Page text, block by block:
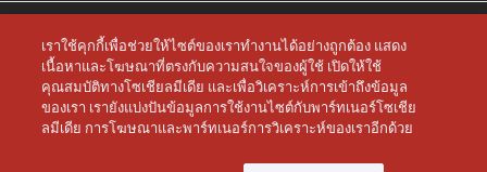
CIMB Islamic
CIMB Bank (MY)
CIMB Bank (SG)
CIMB Bank (KH)
CIMB Niaga
All rights reserved. Copyright © 2026 CIMB THAI Bank
เราใช้คุกกี้เพื่อช่วยให้ไซต์ของเราทำงานได้อย่างถูกต้อง แสดง
เนื้อหาและโฆษณาที่ตรงกับความสนใจของผู้ใช้ เปิดให้ใช้
คุณสมบัติทางโซเชียลมีเดีย และเพื่อวิเคราะห์การเข้าถึงข้อมูล
ของเรา เรายังแบ่งปันข้อมูลการใช้งานไซต์กับพาร์ทเนอร์โซเชีย
ลมีเดีย การโฆษณาและพาร์ทเนอร์การวิเคราะห์ของเราอีกด้วย